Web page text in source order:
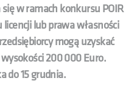
w ramach konkursu POIR
lub prawa własności
mogą uzyskać
200 000 Euro.
do 15 grudnia.